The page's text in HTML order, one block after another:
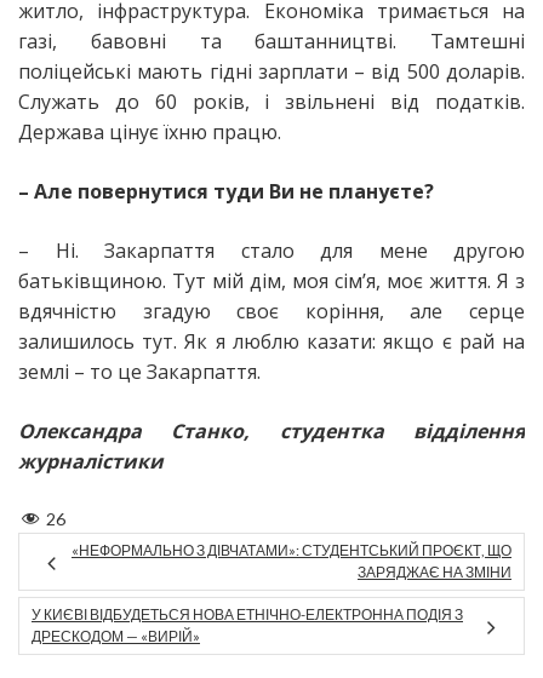
житло, інфраструктура. Економіка тримається на
газі, бавовні та баштанництві. Тамтешні
поліцейські мають гідні зарплати – від 500 доларів.
Служать до 60 років, і звільнені від податків.
Держава цінує їхню працю.
– Але повернутися туди Ви не плануєте?
– Ні. Закарпаття стало для мене другою
батьківщиною. Тут мій дім, моя сім’я, моє життя. Я з
вдячністю згадую своє коріння, але серце
залишилось тут. Як я люблю казати: якщо є рай на
землі – то це Закарпаття.
Олександра Станко, студентка відділення
журналістики
26
«НЕФОРМАЛЬНО З ДІВЧАТАМИ»: СТУДЕНТСЬКИЙ ПРОЄКТ, ЩО
ЗАРЯДЖАЄ НА ЗМІНИ
У КИЄВІ ВІДБУДЕТЬСЯ НОВА ЕТНІЧНО-ЕЛЕКТРОННА ПОДІЯ З
ДРЕСКОДОМ — «ВИРІЙ»